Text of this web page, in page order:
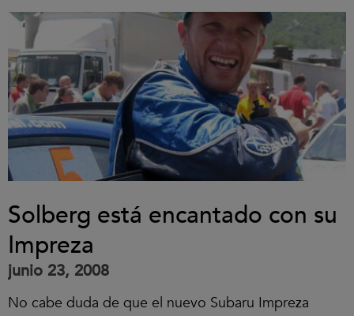
Solberg está encantado con su
Impreza
junio 23, 2008
No cabe duda de que el nuevo Subaru Impreza